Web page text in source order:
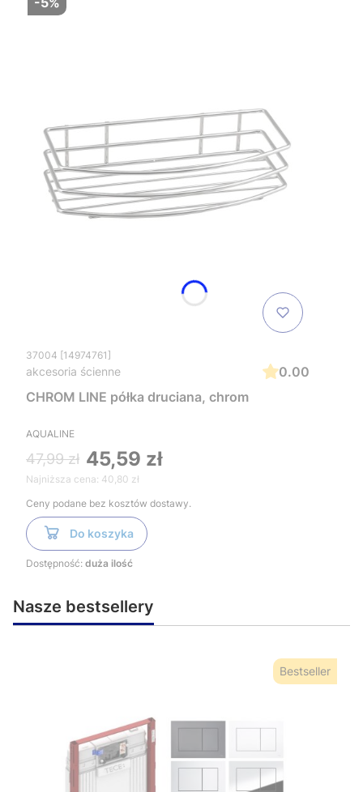
37004 [14974761]
akcesoria ścienne
0.00
CHROM LINE półka druciana, chrom
AQUALINE
47,99 zł 45,59 zł
Najniższa cena: 40,80 zł
Ceny podane bez kosztów dostawy.
Do koszyka
Dostępność: duża ilość
Nasze bestsellery
Bestseller